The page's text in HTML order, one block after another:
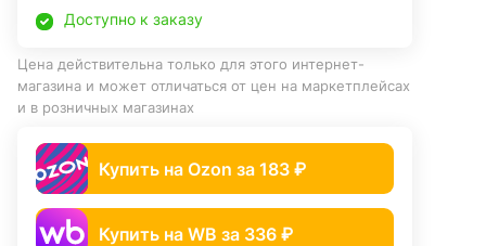
Доступно к заказу
Цена действительна только для этого интернет-
магазина и может отличаться от цен на маркетплейсах
и в розничных магазинах
Купить на Ozon за 183 ₽
Купить на WB за 336 ₽